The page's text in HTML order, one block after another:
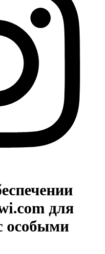
для
особыми